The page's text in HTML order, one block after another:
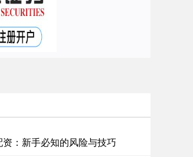
：新手必知的风险与技巧